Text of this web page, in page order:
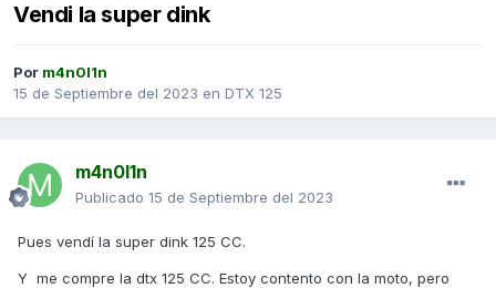
Vendi la super dink
Por m4n0l1n
15 de Septiembre del 2023 en DTX 125
m4n0l1n
Publicado 15 de Septiembre del 2023
Pues vendí la super dink 125 CC.
Y me compre la dtx 125 CC. Estoy contento con la moto, pero